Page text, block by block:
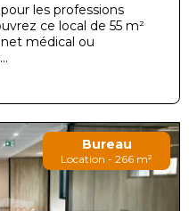
les professions
ce local de 55 m²
médical ou
Bureau
Location - 266 m²